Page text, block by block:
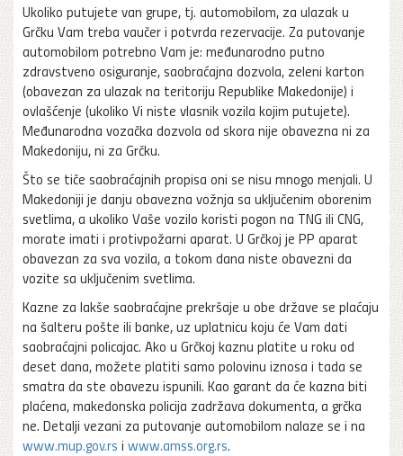
Ukoliko putujete van grupe, tj. automobilom, za ulazak u
Grčku Vam treba vaučer i potvrda rezervacije. Za putovanje
automobilom potrebno Vam je: međunarodno putno
zdravstveno osiguranje, saobraćajna dozvola, zeleni karton
(obavezan za ulazak na teritoriju Republike Makedonije) i
ovlašćenje (ukoliko Vi niste vlasnik vozila kojim putujete).
Međunarodna vozačka dozvola od skora nije obavezna ni za
Makedoniju, ni za Grčku.
Što se tiče saobraćajnih propisa oni se nisu mnogo menjali. U
Makedoniji je danju obavezna vožnja sa uključenim oborenim
svetlima, a ukoliko Vaše vozilo koristi pogon na TNG ili CNG,
morate imati i protivpožarni aparat. U Grčkoj je PP aparat
obavezan za sva vozila, a tokom dana niste obavezni da
vozite sa uključenim svetlima.
Kazne za lakše saobraćajne prekršaje u obe države se plaćaju
na šalteru pošte ili banke, uz uplatnicu koju će Vam dati
saobraćajni policajac. Ako u Grčkoj kaznu platite u roku od
deset dana, možete platiti samo polovinu iznosa i tada se
smatra da ste obavezu ispunili. Kao garant da će kazna biti
plaćena, makedonska policija zadržava dokumenta, a grčka
ne. Detalji vezani za putovanje automobilom nalaze se i na
www.mup.gov.rs i www.amss.org.rs.